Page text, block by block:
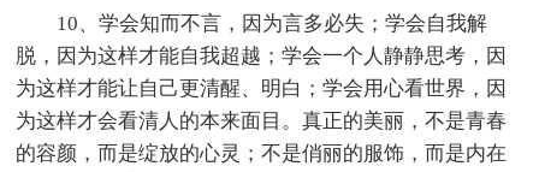
10、学会知而不言，因为言多必失；学会自我解
脱，因为这样才能自我超越；学会一个人静静思考，因
为这样才能让自己更清醒、明白；学会用心看世界，因
为这样才会看清人的本来面目。真正的美丽，不是青春
的容颜，而是绽放的心灵；不是俏丽的服饰，而是内在